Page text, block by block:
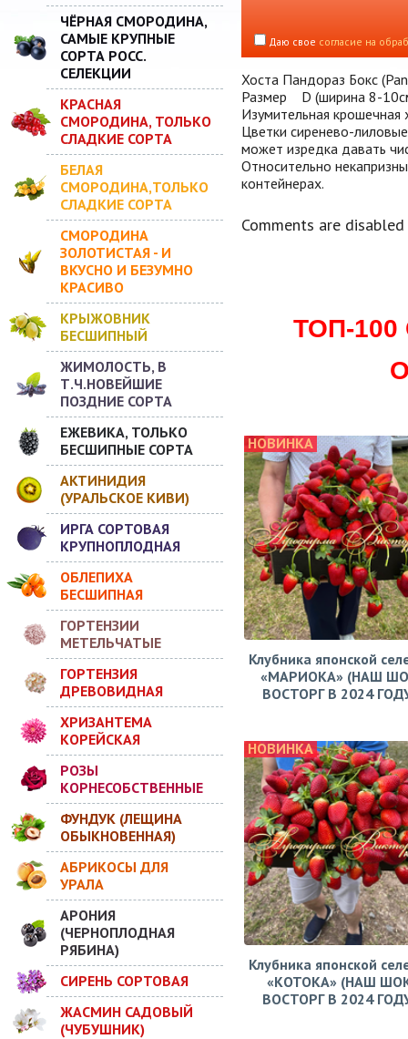
ЧЁРНАЯ СМОРОДИНА,
САМЫЕ КРУПНЫЕ
СОРТА РОСС.
СЕЛЕКЦИИ
КРАСНАЯ
СМОРОДИНА, ТОЛЬКО
СЛАДКИЕ СОРТА
БЕЛАЯ
СМОРОДИНА,ТОЛЬКО
СЛАДКИЕ СОРТА
СМОРОДИНА
ЗОЛОТИСТАЯ - И
ВКУСНО И БЕЗУМНО
КРАСИВО
КРЫЖОВНИК
БЕСШИПНЫЙ
ЖИМОЛОСТЬ, В
Т.Ч.НОВЕЙШИЕ
ПОЗДНИЕ СОРТА
ЕЖЕВИКА, ТОЛЬКО
БЕСШИПНЫЕ СОРТА
АКТИНИДИЯ
(УРАЛЬСКОЕ КИВИ)
ИРГА СОРТОВАЯ
КРУПНОПЛОДНАЯ
ОБЛЕПИХА
БЕСШИПНАЯ
ГОРТЕНЗИИ
МЕТЕЛЬЧАТЫЕ
ГОРТЕНЗИЯ
ДРЕВОВИДНАЯ
ХРИЗАНТЕМА
КОРЕЙСКАЯ
РОЗЫ
КОРНЕСОБСТВЕННЫЕ
ФУНДУК (ЛЕЩИНА
ОБЫКНОВЕННАЯ)
АБРИКОСЫ ДЛЯ
УРАЛА
АРОНИЯ
(ЧЕРНОПЛОДНАЯ
РЯБИНА)
СИРЕНЬ СОРТОВАЯ
ЖАСМИН САДОВЫЙ
(ЧУБУШНИК)
Даю свое согласие на
Хоста Пандораз Бокс
Размер D (ширина 8-
Изумительная
Цветки сиренево-
может изредка давать
Относительно
контейнерах.
Comments are disabled
ТОП-
НОВИНКА
Клубника японской
«МАРИОКА» (НАШ
ВОСТОРГ В 2024
НОВИНКА
Клубника японской
«КОТОКА» (НАШ
ВОСТОРГ В 2024